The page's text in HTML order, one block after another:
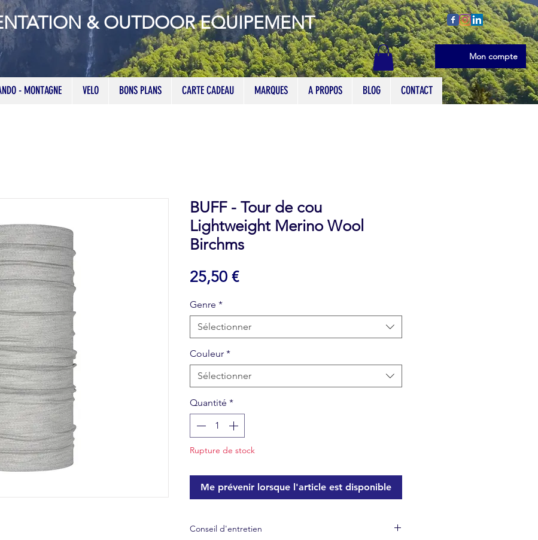
& OUTDOOR EQUIPEMENT
- MONTAGNE VELO BONS PLANS CARTE CADEAU MARQUES A PROPOS BLOG CONTACT
Mon compte
BUFF - Tour de cou
Lightweight Merino Wool
Birchms
25,50 €Prix
Genre *
Sélectionner
Couleur *
Sélectionner
Quantité *
Rupture de stock
Me prévenir lorsque l'article est disponible
Conseil d'entretien
Se connecter